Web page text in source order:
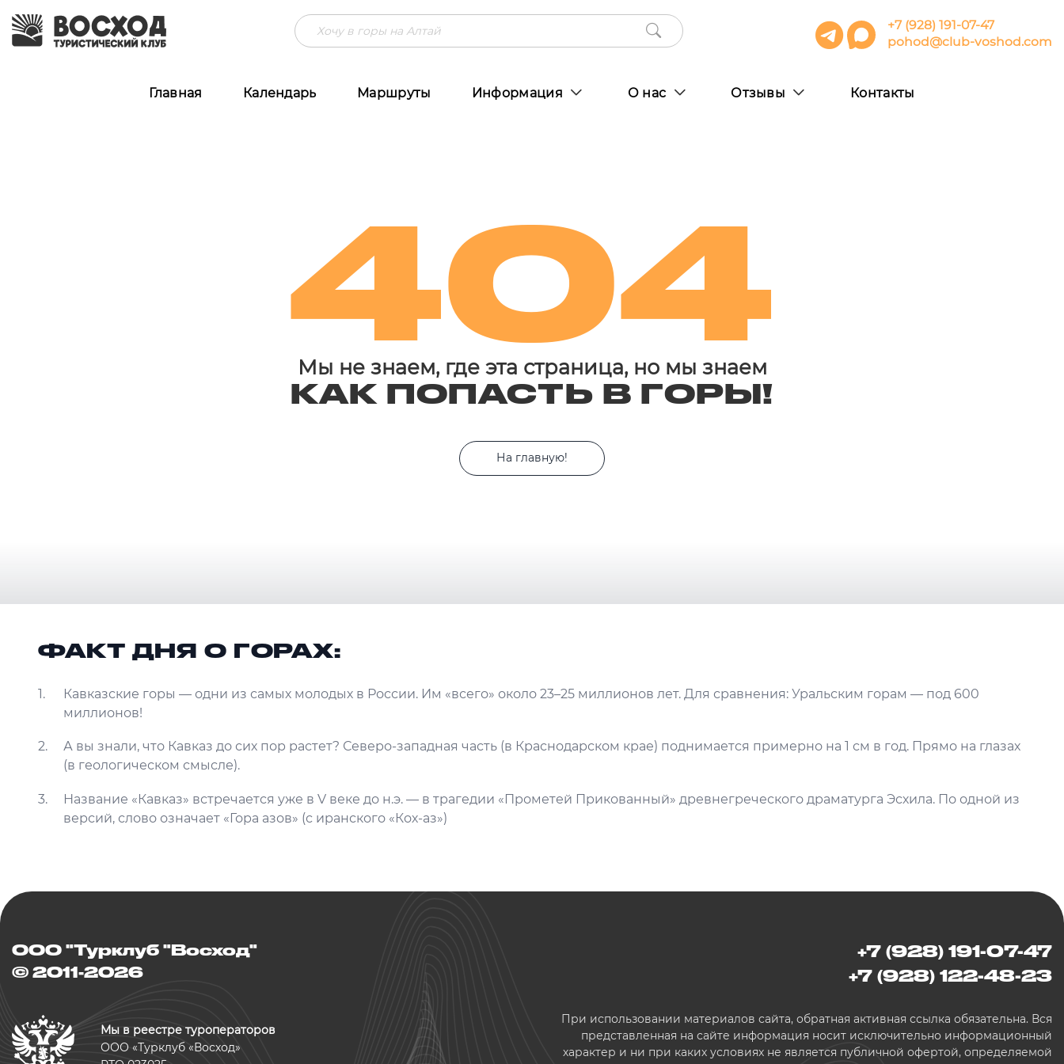
+7 (928) 191-07-47
pohod@club-voshod.com
Главная Календарь Маршруты Информация О нас Отзывы Контакты
404
Мы не знаем, где эта страница, но мы знаем
КАК ПОПАСТЬ В ГОРЫ!
На главную!
ФАКТ ДНЯ О ГОРАХ:
Кавказские горы — одни из самых молодых в России. Им «всего» около 23–25 миллионов лет. Для сравнения: Уральским горам — под 600
миллионов!
А вы знали, что Кавказ до сих пор растет? Северо-западная часть (в Краснодарском крае) поднимается примерно на 1 см в год. Прямо на глазах
(в геологическом смысле).
Название «Кавказ» встречается уже в V веке до н.э. — в трагедии «Прометей Прикованный» древнегреческого драматурга Эсхила. По одной из
версий, слово означает «Гора азов» (с иранского «Кох-аз»)
ООО "Турклуб "Восход"
© 2011-2026
Мы в реестре туроператоров
ООО «Турклуб «Восход»
+7 (928) 191-07-47
+7 (928) 122-48-23
При использовании материалов сайта, обратная активная ссылка обязательна. Вся
представленная на сайте информация носит исключительно информационный
характер и ни при каких условиях не является публичной офертой, определяемой